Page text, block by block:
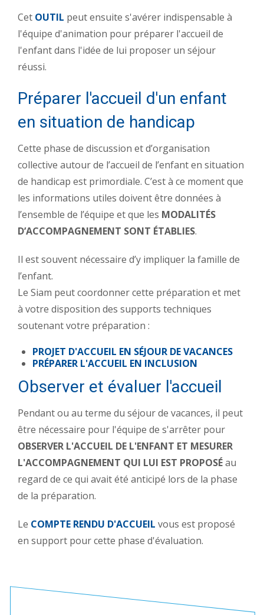
Cet OUTIL peut ensuite s'avérer indispensable à
l'équipe d'animation pour préparer l'accueil de
l'enfant dans l'idée de lui proposer un séjour
réussi.
Préparer l'accueil d'un enfant
en situation de handicap
Cette phase de discussion et d’organisation
collective autour de l’accueil de l’enfant en situation
de handicap est primordiale. C’est à ce moment que
les informations utiles doivent être données à
l’ensemble de l’équipe et que les MODALITÉS
D’ACCOMPAGNEMENT SONT ÉTABLIES.
Il est souvent nécessaire d’y impliquer la famille de
l’enfant.
Le Siam peut coordonner cette préparation et met
à votre disposition des supports techniques
soutenant votre préparation :
PROJET D'ACCUEIL EN SÉJOUR DE VACANCES
PRÉPARER L'ACCUEIL EN INCLUSION
Observer et évaluer l'accueil
Pendant ou au terme du séjour de vacances, il peut
être nécessaire pour l'équipe de s'arrêter pour
OBSERVER L'ACCUEIL DE L'ENFANT ET MESURER
L'ACCOMPAGNEMENT QUI LUI EST PROPOSÉau
regard de ce qui avait été anticipé lors de la phase
de la préparation.
Le COMPTE RENDU D'ACCUEIL vous est proposé
en support pour cette phase d'évaluation.